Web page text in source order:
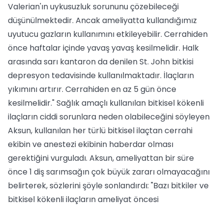
Valerian'ın uykusuzluk sorununu çözebileceği
düşünülmektedir. Ancak ameliyatta kullandığımız
uyutucu gazların kullanımını etkileyebilir. Cerrahiden
önce haftalar içinde yavaş yavaş kesilmelidir. Halk
arasında sarı kantaron da denilen St. John bitkisi
depresyon tedavisinde kullanılmaktadır. İlaçların
yıkımını artırır. Cerrahiden en az 5 gün önce
kesilmelidir." Sağlık amaçlı kullanılan bitkisel kökenli
ilaçların ciddi sorunlara neden olabileceğini söyleyen
Aksun, kullanılan her türlü bitkisel ilaçtan cerrahi
ekibin ve anestezi ekibinin haberdar olması
gerektiğini vurguladı. Aksun, ameliyattan bir süre
önce 1 diş sarımsağın çok büyük zararı olmayacağını
belirterek, sözlerini şöyle sonlandırdı: "Bazı bitkiler ve
bitkisel kökenli ilaçların ameliyat öncesi